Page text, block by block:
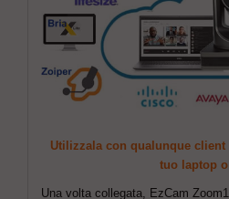
Utilizzala con qualunque client
tuo laptop
Una volta collegata, EzCam